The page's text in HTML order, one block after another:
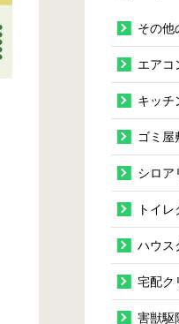
その他
エアコ
キッチ
ゴミ屋
シロア
トイ
ハウス
宅配ク
害獣駆